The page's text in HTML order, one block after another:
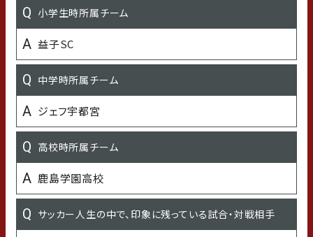
小学生時所属チーム
益子SC
中学時所属チーム
ジェフ宇都宮
高校時所属チーム
鹿島学園高校
サッカー人生の中で、印象に残っている試合・対戦相手
愛車
トヨタ、クラウン
好きな言葉・座右の銘
千里の道も一歩から
MBTI診断結果
最近嬉しかったこと